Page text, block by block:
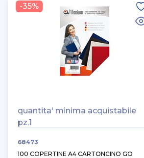
quantita' minima acquistabile
pz.1
68473
100 COPERTINE A4 CARTONCINO GO
-35%